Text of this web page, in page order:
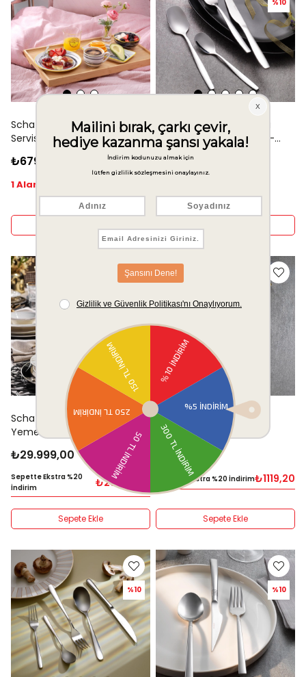
Schafer Mixed 2 li Dikdörtgen
Servis Tabağı 23Cm-Çok
₺679,95
1 Alana 1 Hediye
Schafer Sheen 24 Parça
Çatal Kaşık Bıçak Takımı-
Gümüş22
₺1.169,10
%10
Schafer Tılsım Charm
Yemek Takımı 60 Parça-
₺29.999,00
Sepette Ekstra %20
İndirim
₺23999,20
Sepete Ekle
Schafer Ela 2 li Oval Çay
Tepsisi-Platin02
₺1.399,00
Sepette Ekstra %20 İndirim₺1119,20
Sepete Ekle
%10 %10